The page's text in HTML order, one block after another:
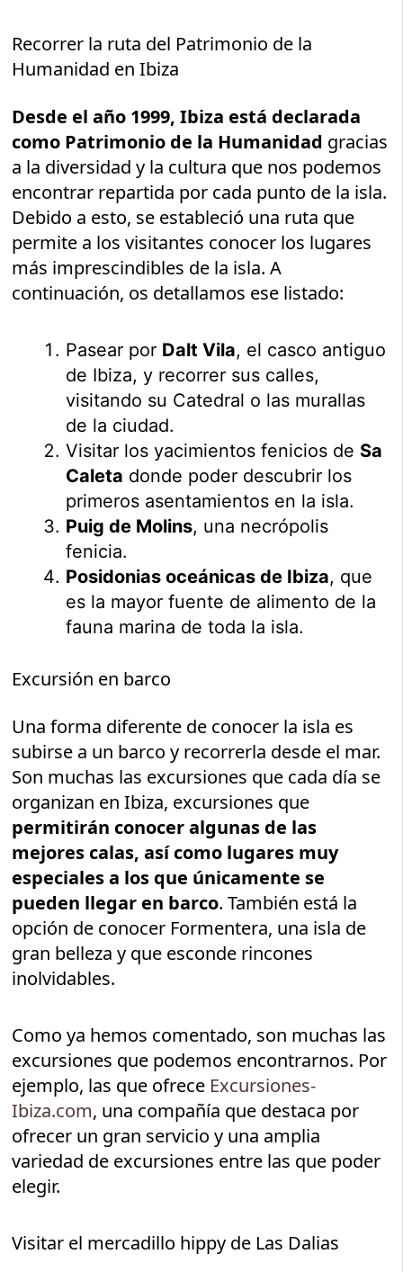
Recorrer la ruta del Patrimonio de la
Humanidad en Ibiza
Desde el año 1999, Ibiza está declarada
como Patrimonio de la Humanidad gracias
a la diversidad y la cultura que nos podemos
encontrar repartida por cada punto de la isla.
Debido a esto, se estableció una ruta que
permite a los visitantes conocer los lugares
más imprescindibles de la isla. A
continuación, os detallamos ese listado:
Pasear por Dalt Vila, el casco antiguo
de Ibiza, y recorrer sus calles,
visitando su Catedral o las murallas
de la ciudad.
Visitar los yacimientos fenicios de Sa
Caleta donde poder descubrir los
primeros asentamientos en la isla.
Puig de Molins, una necrópolis
fenicia.
Posidonias oceánicas de Ibiza, que
es la mayor fuente de alimento de la
fauna marina de toda la isla.
Excursión en barco
Una forma diferente de conocer la isla es
subirse a un barco y recorrerla desde el mar.
Son muchas las excursiones que cada día se
organizan en Ibiza, excursiones que
permitirán conocer algunas de las
mejores calas, así como lugares muy
especiales a los que únicamente se
pueden llegar en barco. También está la
opción de conocer Formentera, una isla de
gran belleza y que esconde rincones
inolvidables.
Como ya hemos comentado, son muchas las
excursiones que podemos encontrarnos. Por
ejemplo, las que ofrece Excursiones-
Ibiza.com, una compañía que destaca por
ofrecer un gran servicio y una amplia
variedad de excursiones entre las que poder
elegir.
Visitar el mercadillo hippy de Las Dalias